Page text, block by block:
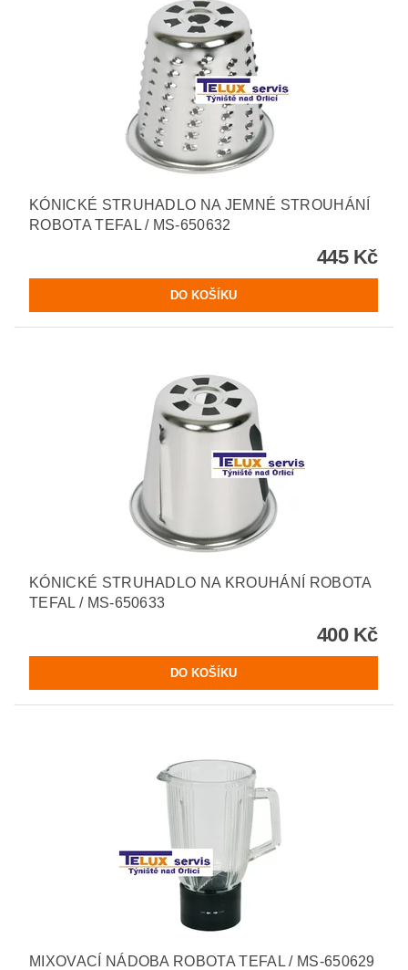
KÓNICKÉ STRUHADLO NA JEMNÉ STROUHÁNÍ
ROBOTA TEFAL / MS-650632
445 Kč
KÓNICKÉ STRUHADLO NA KROUHÁNÍ ROBOTA
TEFAL / MS-650633
400 Kč
MIXOVACÍ NÁDOBA ROBOTA TEFAL / MS-650629